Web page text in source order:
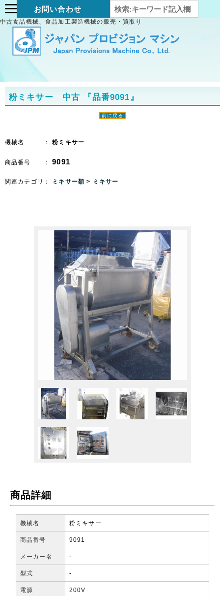
お問い合わせ
中古食品機械、食品加工製造機械の販売・買取り
粉ミキサー 中古 『品番9091』
前に戻る
機械名 ：粉ミキサー
商品番号 ：9091
関連カテゴリ： ミキサー類> ミキサー
商品詳細
機械名 粉ミキサー
商品番号 9091
メーカー名 -
型式 -
電源 200V